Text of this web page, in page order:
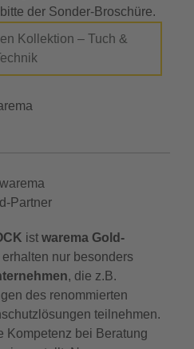
der Sonder-Broschüre.
Kollektion – Tuch &
ist warema Gold-
nur besonders
, die z.B.
des renommierten
teilnehmen.
Kompetenz bei Beratung